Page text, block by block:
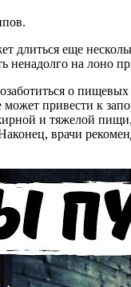
еще
ненадолго на лоно
о
привести к
и тяжелой
врачи